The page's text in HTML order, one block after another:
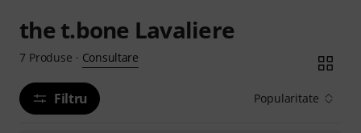
the t.bone Lavaliere
7 Produse · Consultare
Filtru Popularitate